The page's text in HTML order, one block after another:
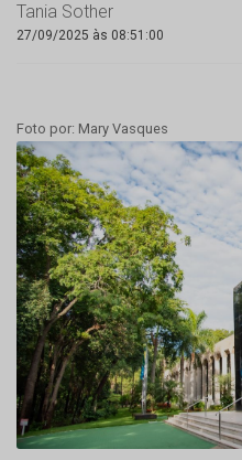
Tania Sother
27/09/2025 às 08:51:00
Foto por: Mary Vasques